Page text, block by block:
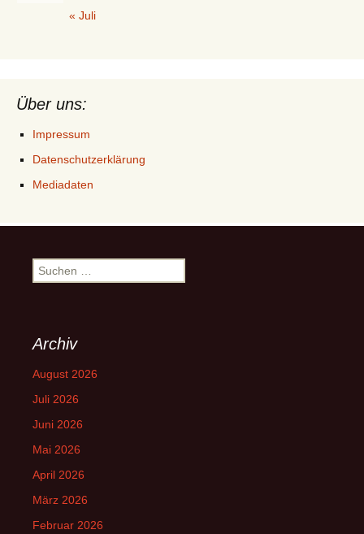
« Juli
Über uns:
Impressum
Datenschutzerklärung
Mediadaten
Suchen
nach:
Archiv
August 2026
Juli 2026
Juni 2026
Mai 2026
April 2026
März 2026
Februar 2026